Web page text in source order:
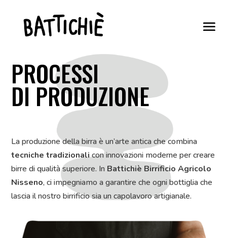
PROCESSI
DI PRODUZIONE
La produzione della birra è un’arte antica che combina
tecniche tradizionalicon innovazioni moderne per creare
birre di qualità superiore. In Battichiè Birrificio Agricolo
Nisseno, ci impegniamo a garantire che ogni bottiglia che
lascia il nostro birrificio sia un capolavoro artigianale.